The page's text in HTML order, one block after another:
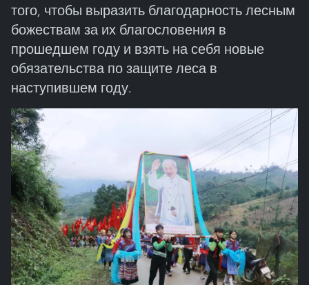
того, чтобы выразить благодарность лесным
божествам за их благословения в
прошедшем году и взять на себя новые
обязательства по защите леса в
наступившем году.